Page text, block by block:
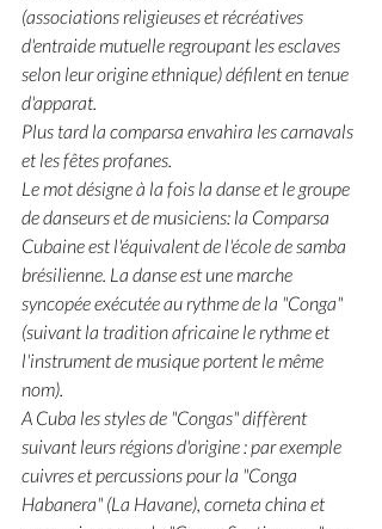
(associations religieuses et récréatives
d'entraide mutuelle regroupant les esclaves
selon leur origine ethnique) défilent en tenue
d'apparat.
Plus tard la comparsa envahira les carnavals
et les fêtes profanes.
Le mot désigne à la fois la danse et le groupe
de danseurs et de musiciens: la Comparsa
Cubaine est l'équivalent de l'école de samba
brésilienne. La danse est une marche
syncopée exécutée au rythme de la "Conga"
(suivant la tradition africaine le rythme et
l'instrument de musique portent le même
nom).
A Cuba les styles de "Congas" diffèrent
suivant leurs régions d'origine : par exemple
cuivres et percussions pour la "Conga
Habanera" (La Havane), corneta china et